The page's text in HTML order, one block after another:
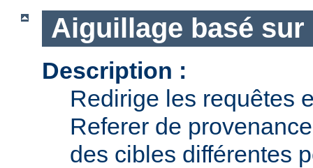
Aiguillage basé
Description :
Redirige les requêtes
Referer de
des cibles différentes